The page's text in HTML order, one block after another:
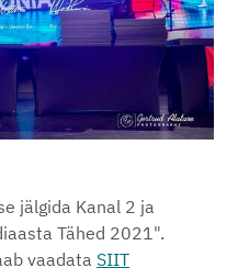
jälgida Kanal 2 ja
Tähed 2021".
vaadata SIIT